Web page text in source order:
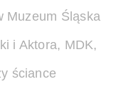
Muzeum Śląska
i Aktora, MDK,
ściance